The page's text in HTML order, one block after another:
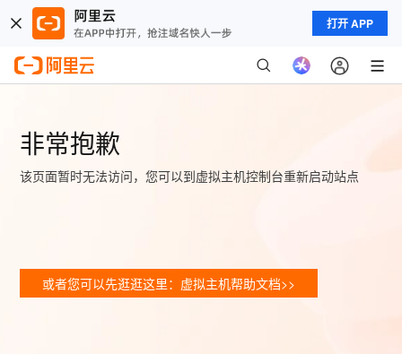
打开 APP
非常抱歉
该页面暂时无法访问，您可以到虚拟主机控制台重新启动站点
或者您可以先逛逛这里：虚拟主机帮助文档>>